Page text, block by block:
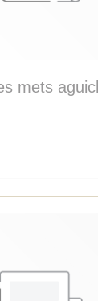
mets
ドウで開きます))